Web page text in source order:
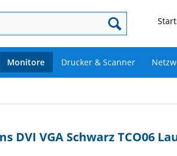
Monitore Drucker & Scanner
DVI VGA Schwarz TCO06